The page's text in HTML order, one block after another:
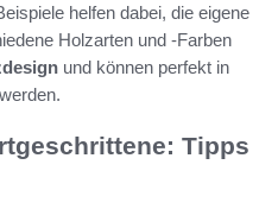
helfen dabei, die eigene
Holzarten und -Farben
und können perfekt in
Tipps